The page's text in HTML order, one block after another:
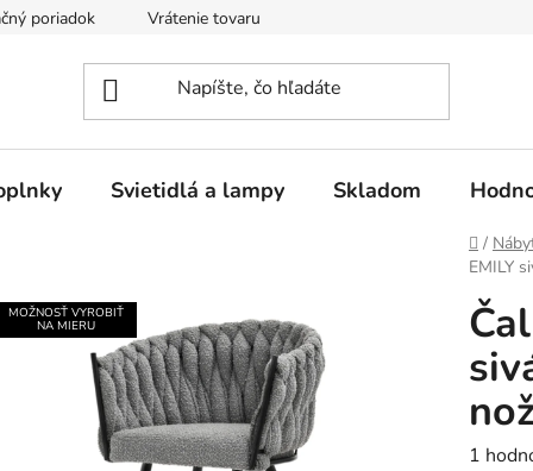
poriadok Vrátenie tovaru
Svietidlá a lampy Skladom
Domov
/
EMILY
1
MOŽNOSŤ VYROBIŤ
NA MIERU